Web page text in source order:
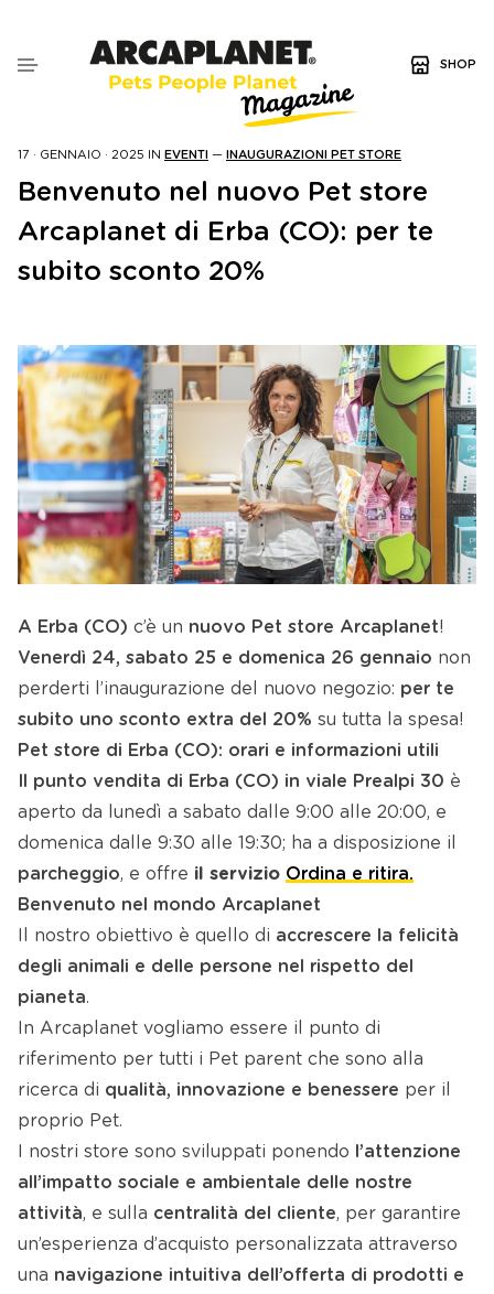
SHOP
17 · GENNAIO · 2025 IN EVENTI — INAUGURAZIONI PET STORE
Benvenuto nel nuovo Pet store
Arcaplanet di Erba (CO): per te
subito sconto 20%
A Erba (CO) c’è un nuovo Pet store Arcaplanet!
Venerdì 24, sabato 25 e domenica 26 gennaio non
perderti l’inaugurazione del nuovo negozio: per te
subito uno sconto extra del 20% su tutta la spesa!
Pet store di Erba (CO): orari e informazioni utili
Il punto vendita di Erba (CO) in viale Prealpi 30 è
aperto da lunedì a sabato dalle 9:00 alle 20:00, e
domenica dalle 9:30 alle 19:30; ha a disposizione il
parcheggio, e offre il servizio Ordina e ritira.
Benvenuto nel mondo Arcaplanet
Il nostro obiettivo è quello di accrescere la felicità
degli animali e delle persone nel rispetto del
pianeta.
In Arcaplanet vogliamo essere il punto di
riferimento per tutti i Pet parent che sono alla
ricerca di qualità, innovazione e benessere per il
proprio Pet.
I nostri store sono sviluppati ponendo l’attenzione
all’impatto sociale e ambientale delle nostre
attività, e sulla centralità del cliente, per garantire
un’esperienza d’acquisto personalizzata attraverso
una navigazione intuitiva dell’offerta di prodotti e